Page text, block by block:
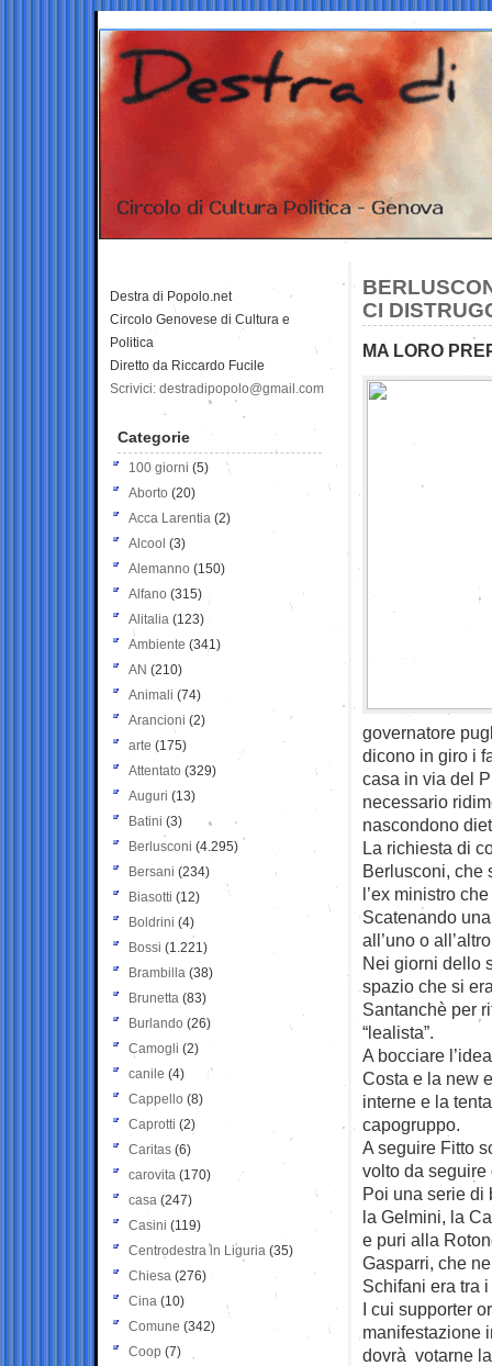
CI
MA LORO
governatore
dicono in giro i
casa in via del
necessario
nascondono
La richiesta di
Berlusconi, che
l’ex ministro
Scatenando
all’uno o
Nei giorni dello
spazio che si
Santanchè per
“lealista”.
A bocciare
Costa e la new
interne e la
capogruppo.
A seguire Fitto
volto da seguire
Poi una serie di
la Gelmini, la
e puri alla
Gasparri, che
Schifani era tra
I cui supporter
manifestazione
dovrà votarne
Destra di Popolo.net
Circolo Genovese di Cultura e
Politica
Diretto da Riccardo Fucile
Scrivici: destradipopolo@gmail.com
Categorie
100 giorni (5)
Aborto (20)
Acca Larentia (2)
Alcool (3)
Alemanno (150)
Alfano (315)
Alitalia (123)
Ambiente (341)
AN (210)
Animali (74)
Arancioni (2)
arte (175)
Attentato (329)
Auguri (13)
Batini (3)
Berlusconi (4.295)
Bersani (234)
Biasotti (12)
Boldrini (4)
Bossi (1.221)
Brambilla (38)
Brunetta (83)
Burlando (26)
Camogli (2)
canile (4)
Cappello (8)
Caprotti (2)
Caritas (6)
carovita (170)
casa (247)
Casini (119)
Centrodestra in Liguria (35)
Chiesa (276)
Cina (10)
Comune (342)
Coop (7)